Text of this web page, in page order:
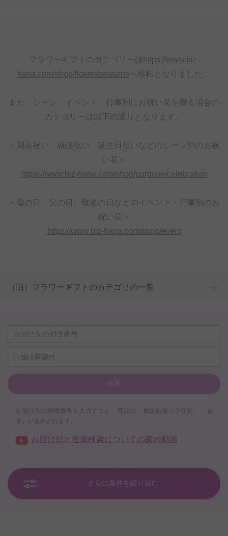
フラワーギフトのカテゴリーは https://www.biz-
hana.com/shop/flower/seasonsへ移転となりました。
また、シーン、イベント、行事別にお祝い花を贈る場合の
カテゴリーは以下の通りとなります。
＜開店祝い、就任祝い、誕生日祝いなどのシーン別のお祝
い花＞
https://www.biz-hana.com/shop/purpose/celebration
＜母の日、父の日、敬老の日などのイベント・行事別のお
祝い花＞
https://www.biz-hana.com/shop/event
（旧）フラワーギフトのカテゴリの一覧
お届け希望日
検索
お届け先の郵便番号を入力すると、商品の「最短お届け予定日」「在
庫」が表示されます。
お届け日と在庫検索についての案内動画
さらに条件を絞り込む